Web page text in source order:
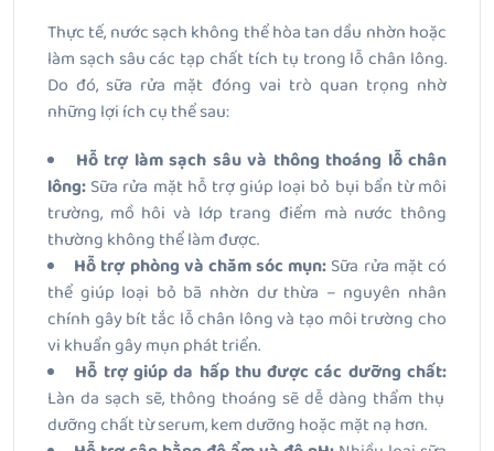
Thực tế, nước sạch không thể hòa tan dầu nhờn hoặc
làm sạch sâu các tạp chất tích tụ trong lỗ chân lông.
Do đó, sữa rửa mặt đóng vai trò quan trọng nhờ
những lợi ích cụ thể sau:
Hỗ trợ làm sạch sâu và thông thoáng lỗ chân
lông: Sữa rửa mặt hỗ trợ giúp loại bỏ bụi bẩn từ môi
trường, mồ hôi và lớp trang điểm mà nước thông
thường không thể làm được.
Hỗ trợ phòng và chăm sóc mụn: Sữa rửa mặt có
thể giúp loại bỏ bã nhờn dư thừa – nguyên nhân
chính gây bít tắc lỗ chân lông và tạo môi trường cho
vi khuẩn gây mụn phát triển.
Hỗ trợ giúp da hấp thu được các dưỡng chất:
Làn da sạch sẽ, thông thoáng sẽ dễ dàng thẩm thụ
dưỡng chất từ serum, kem dưỡng hoặc mặt nạ hơn.